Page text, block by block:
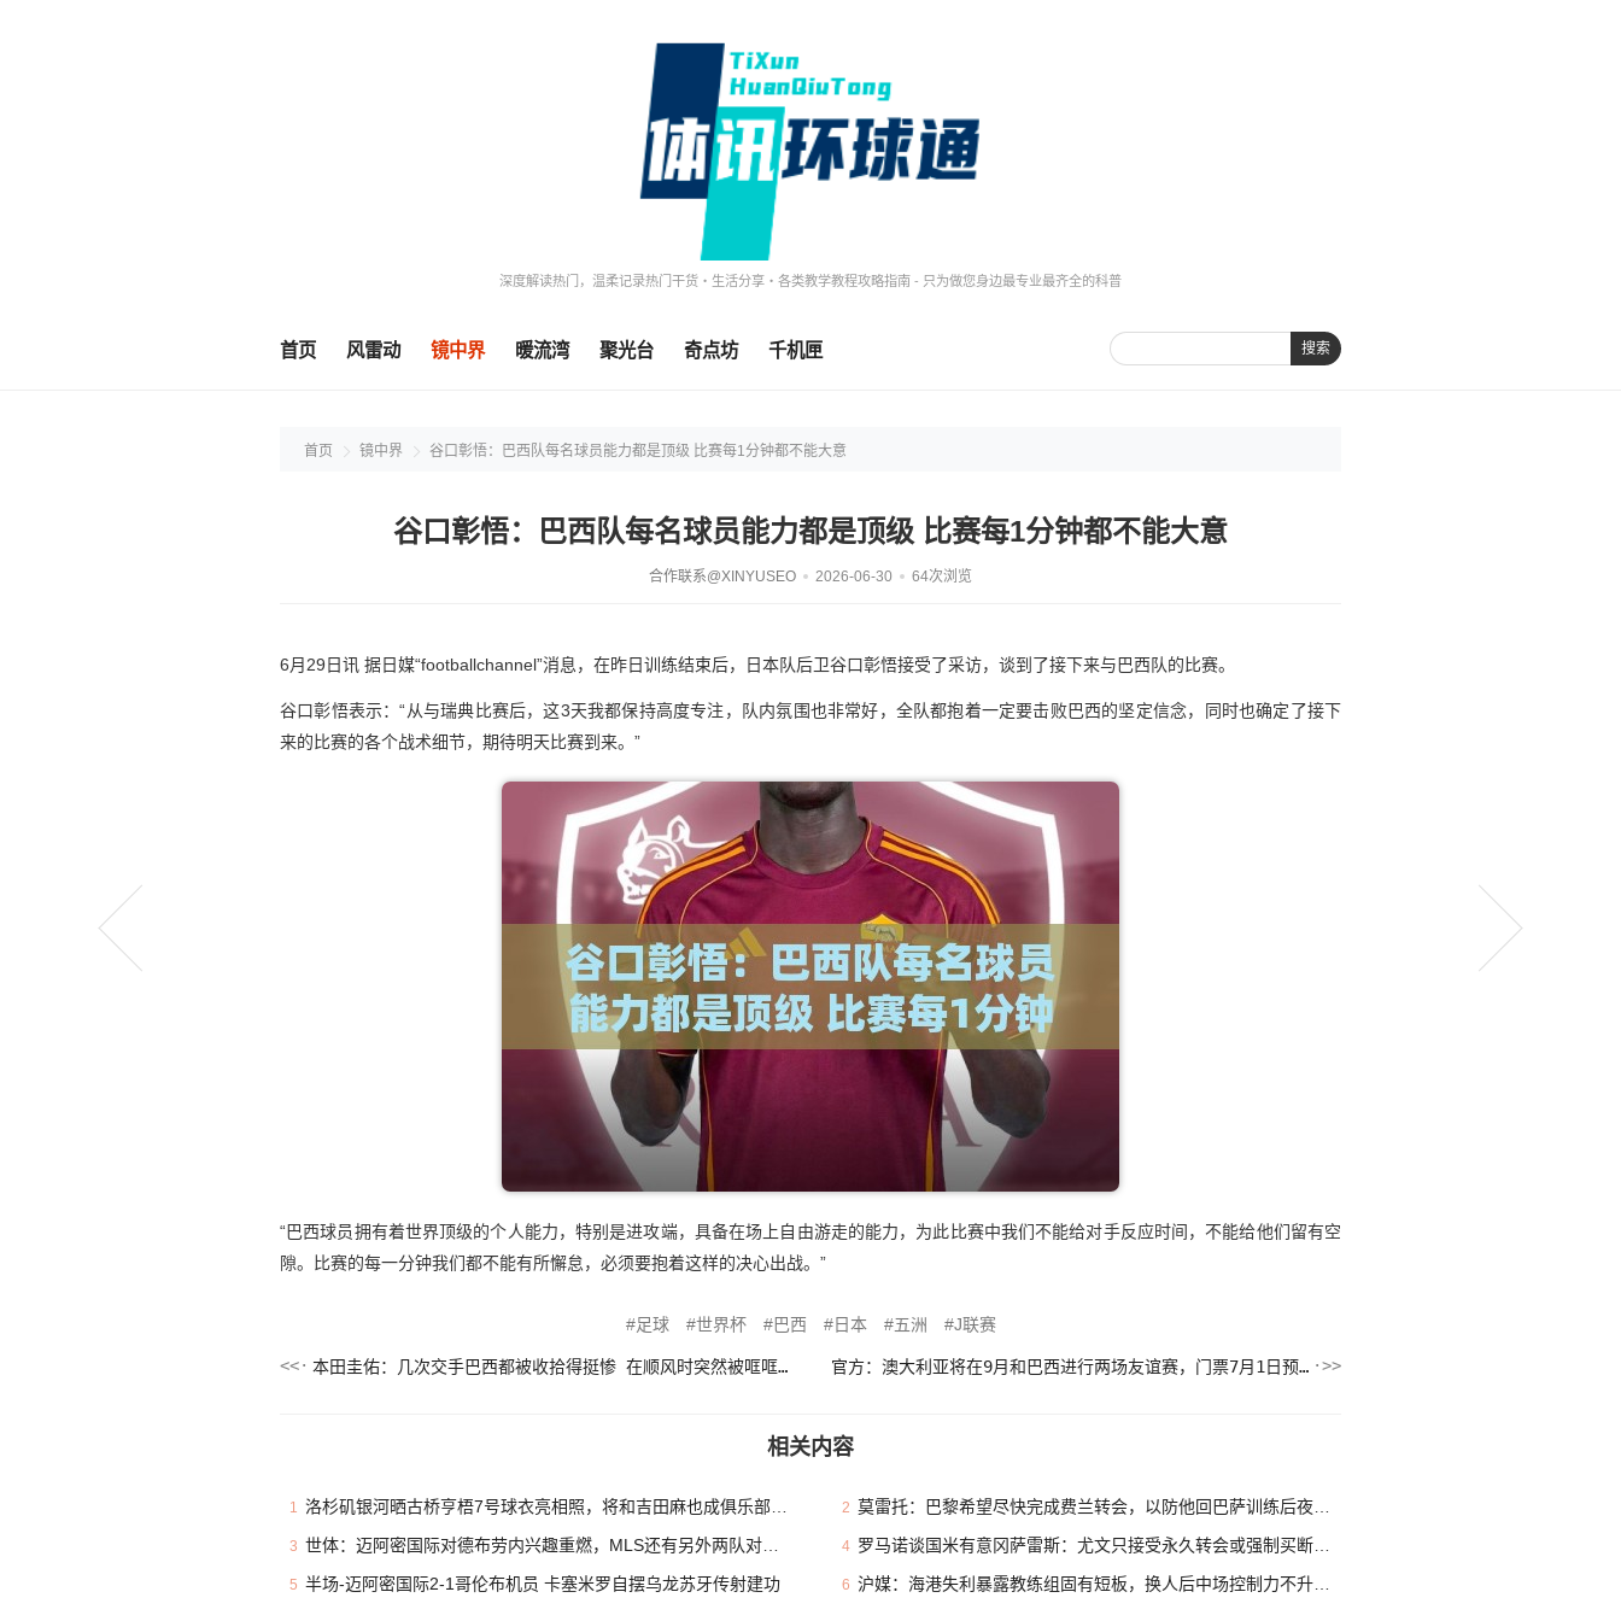
深度解读热门，温柔记录热门干货・生活分享・各类教学教程攻略指南 - 只为做您身边最专业最齐全的科普
首页 风雷动 镜中界 暖流湾 聚光台 奇点坊 千机匣 搜索
首页 镜中界 谷口彰悟：巴西队每名球员能力都是顶级 比赛每1分钟都不能大意
谷口彰悟：巴西队每名球员能力都是顶级 比赛每1分钟都不能大意
合作联系@XINYUSEO 2026-06-30 64次浏览
6月29日讯 据日媒“footballchannel”消息，在昨日训练结束后，日本队后卫谷口彰悟接受了采访，谈到了接下来与巴西队的比赛。
谷口彰悟表示：“从与瑞典比赛后，这3天我都保持高度专注，队内氛围也非常好，全队都抱着一定要击败巴西的坚定信念，同时也确定了接下
来的比赛的各个战术细节，期待明天比赛到来。”
“巴西球员拥有着世界顶级的个人能力，特别是进攻端，具备在场上自由游走的能力，为此比赛中我们不能给对手反应时间，不能给他们留有空
隙。比赛的每一分钟我们都不能有所懈怠，必须要抱着这样的决心出战。”
足球 世界杯 巴西 日本 五洲 J联赛
本田圭佑：几次交手巴西都被收拾得挺惨 在顺风时突然被哐哐进球 官方：澳大利亚将在9月和巴西进行两场友谊赛，门票7月1日预售
相关内容
1 洛杉矶银河晒古桥亨梧7号球衣亮相照，将和吉田麻也成俱乐部队友 2 莫雷托：巴黎希望尽快完成费兰转会，以防他回巴萨训练后夜长梦多
3 世体：迈阿密国际对德布劳内兴趣重燃，MLS还有另外两队对其有意 4 罗马诺谈国米有意冈萨雷斯：尤文只接受永久转会或强制买断方案
5 半场-迈阿密国际2-1哥伦布机员 卡塞米罗自摆乌龙苏牙传射建功 6 沪媒：海港失利暴露教练组固有短板，换人后中场控制力不升反降